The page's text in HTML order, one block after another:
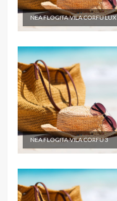
NEA FLOGITA-VILA CORFU LUX
NEA FLOGITA-VILA CORFU 3